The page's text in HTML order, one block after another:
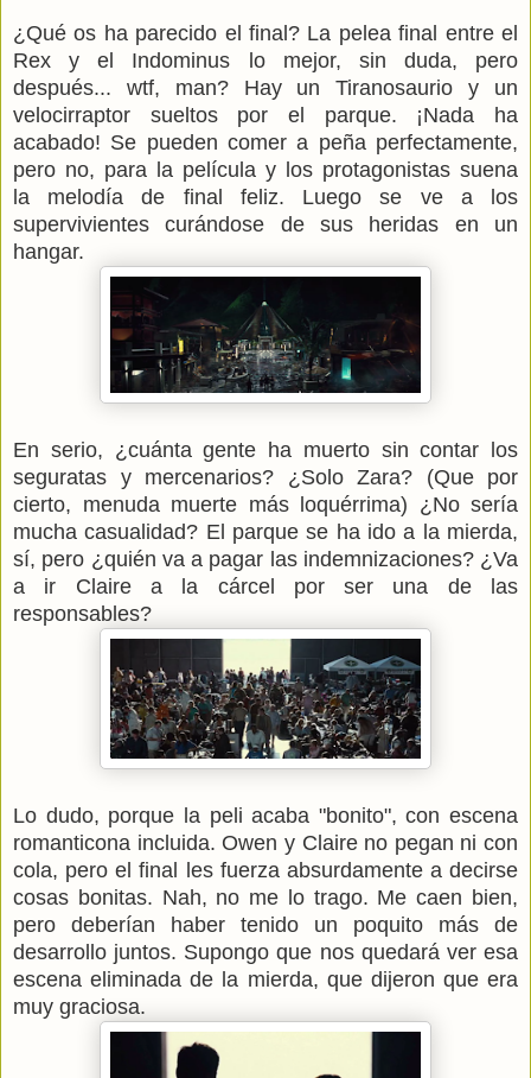
¿Qué os ha parecido el final? La pelea final entre el
Rex y el Indominus lo mejor, sin duda, pero
después... wtf, man? Hay un Tiranosaurio y un
velocirraptor sueltos por el parque. ¡Nada ha
acabado! Se pueden comer a peña perfectamente,
pero no, para la película y los protagonistas suena
la melodía de final feliz. Luego se ve a los
supervivientes curándose de sus heridas en un
hangar.
En serio, ¿cuánta gente ha muerto sin contar los
seguratas y mercenarios? ¿Solo Zara? (Que por
cierto, menuda muerte más loquérrima) ¿No sería
mucha casualidad? El parque se ha ido a la mierda,
sí, pero ¿quién va a pagar las indemnizaciones? ¿Va
a ir Claire a la cárcel por ser una de las
responsables?
Lo dudo, porque la peli acaba "bonito", con escena
romanticona incluida. Owen y Claire no pegan ni con
cola, pero el final les fuerza absurdamente a decirse
cosas bonitas. Nah, no me lo trago. Me caen bien,
pero deberían haber tenido un poquito más de
desarrollo juntos. Supongo que nos quedará ver esa
escena eliminada de la mierda, que dijeron que era
muy graciosa.